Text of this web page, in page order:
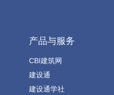
产品与服务
CBI建筑网
建设通
建设通学社